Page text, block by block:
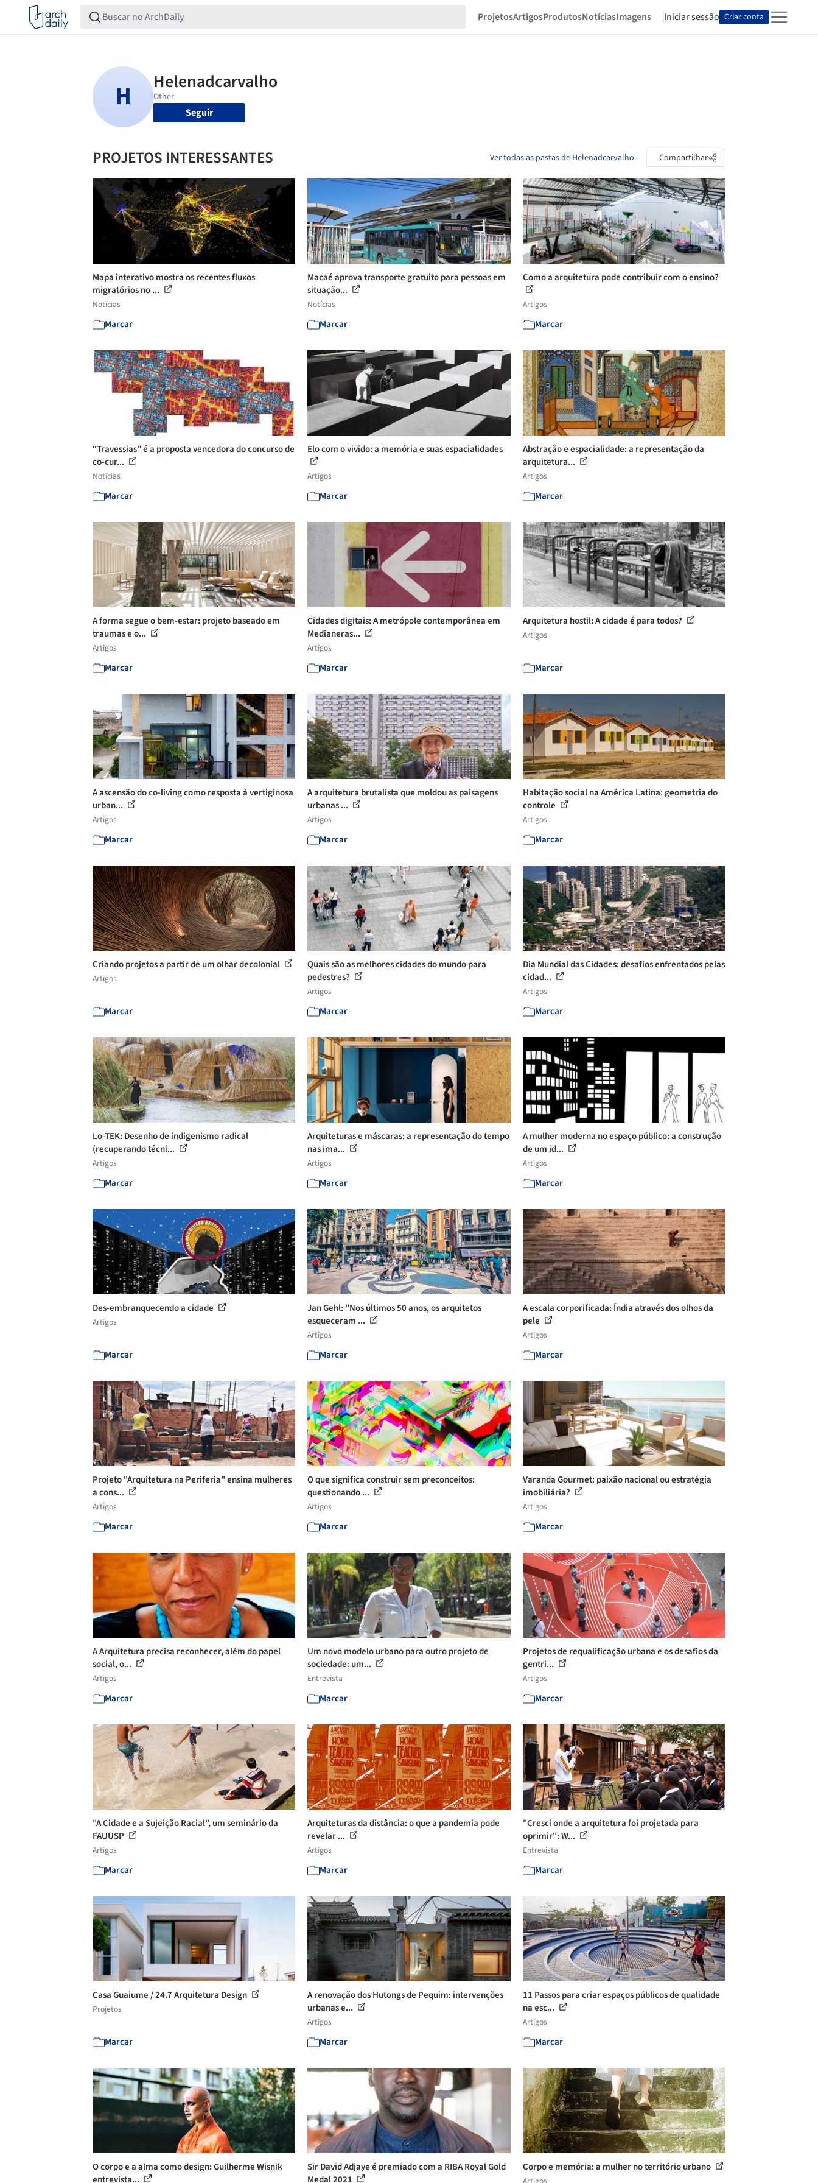
ProjetosArtigosProdutosNotíciasImagens Iniciar sessão Criar conta
Seguir
PROJETOS INTERESSANTES Ver todas as pastas de Helenadcarvalho Compartilhar
Mapa interativo mostra os recentes fluxos
migratórios no ...
Notícias
Marcar
Macaé aprova transporte gratuito para pessoas em
situação...
Notícias
Marcar
Como a arquitetura pode contribuir com o ensino?
Artigos
Marcar
“Travessias” é a proposta vencedora do concurso de
co-cur...
Notícias
Marcar
Elo com o vivido: a memória e suas espacialidades
Artigos
Marcar
Abstração e espacialidade: a representação da
arquitetura...
Artigos
Marcar
A forma segue o bem-estar: projeto baseado em
traumas e o...
Artigos
Marcar
Cidades digitais: A metrópole contemporânea em
Medianeras...
Artigos
Marcar
Arquitetura hostil: A cidade é para todos?
Artigos
Marcar
A ascensão do co-living como resposta à vertiginosa
urban...
Artigos
Marcar
A arquitetura brutalista que moldou as paisagens
urbanas ...
Artigos
Marcar
Habitação social na América Latina: geometria do
controle
Artigos
Marcar
Criando projetos a partir de um olhar decolonial
Artigos
Marcar
Quais são as melhores cidades do mundo para
pedestres?
Artigos
Marcar
Dia Mundial das Cidades: desafios enfrentados pelas
cidad...
Artigos
Marcar
Lo-TEK: Desenho de indigenismo radical
(recuperando técni...
Artigos
Marcar
Arquiteturas e máscaras: a representação do tempo
nas ima...
Artigos
Marcar
A mulher moderna no espaço público: a construção
de um id...
Artigos
Marcar
Des-embranquecendo a cidade
Artigos
Marcar
Jan Gehl: "Nos últimos 50 anos, os arquitetos
esqueceram ...
Artigos
Marcar
A escala corporificada: Índia através dos olhos da
pele
Artigos
Marcar
Projeto "Arquitetura na Periferia" ensina mulheres
a cons...
Artigos
Marcar
O que significa construir sem preconceitos:
questionando ...
Artigos
Marcar
Varanda Gourmet: paixão nacional ou estratégia
imobiliária?
Artigos
Marcar
A Arquitetura precisa reconhecer, além do papel
social, o...
Artigos
Marcar
Um novo modelo urbano para outro projeto de
sociedade: um...
Entrevista
Marcar
Projetos de requalificação urbana e os desafios da
gentri...
Artigos
Marcar
"A Cidade e a Sujeição Racial", um seminário da
FAUUSP
Artigos
Marcar
Arquiteturas da distância: o que a pandemia pode
revelar ...
Artigos
Marcar
"Cresci onde a arquitetura foi projetada para
oprimir": W...
Entrevista
Marcar
Casa Guaiume / 24.7 Arquitetura Design
Projetos
Marcar
A renovação dos Hutongs de Pequim: intervenções
urbanas e...
Artigos
Marcar
11 Passos para criar espaços públicos de qualidade
na esc...
Artigos
Marcar
O corpo e a alma como design: Guilherme Wisnik
entrevista...
Sir David Adjaye é premiado com a RIBA Royal Gold
Medal 2021
Corpo e memória: a mulher no território urbano